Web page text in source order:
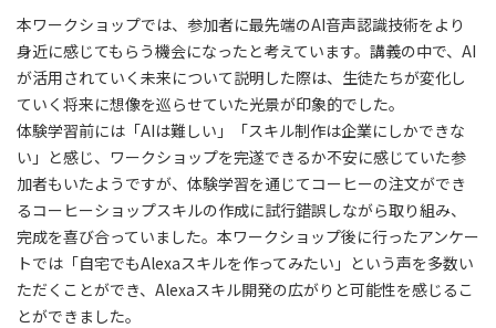
本ワークショップでは、参加者に最先端のAI音声認識技術をより
身近に感じてもらう機会になったと考えています。講義の中で、AI
が活用されていく未来について説明した際は、生徒たちが変化し
ていく将来に想像を巡らせていた光景が印象的でした。
体験学習前には「AIは難しい」「スキル制作は企業にしかできな
い」と感じ、ワークショップを完遂できるか不安に感じていた参
加者もいたようですが、体験学習を通じてコーヒーの注文ができ
るコーヒーショップスキルの作成に試行錯誤しながら取り組み、
完成を喜び合っていました。本ワークショップ後に行ったアンケー
トでは「自宅でもAlexaスキルを作ってみたい」という声を多数い
ただくことができ、Alexaスキル開発の広がりと可能性を感じるこ
とができました。